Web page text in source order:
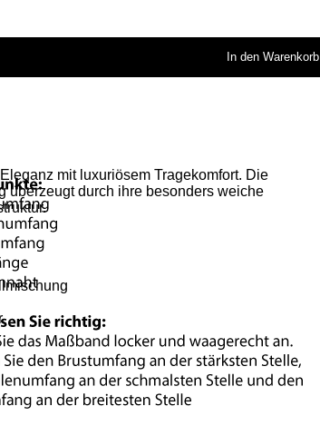
In den Warenkorb
mit luxuriösem Tragekomfort. Die
überzeugt durch ihre besonders weiche